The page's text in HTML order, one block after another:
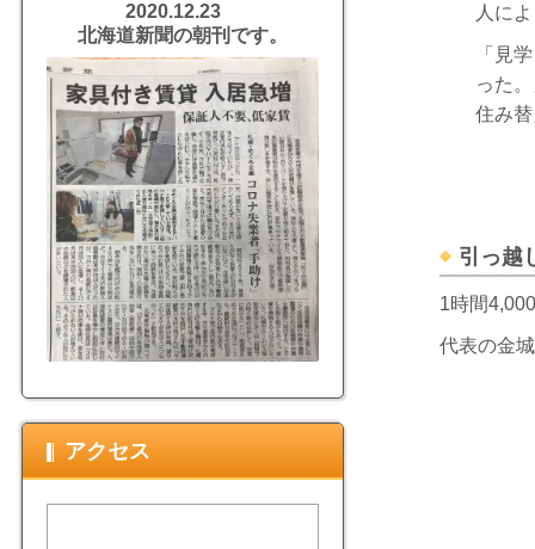
人に
「見
った
住み
引っ越
1時間
代表の金
2020.12.23
北海道新聞の朝刊です。
アクセス